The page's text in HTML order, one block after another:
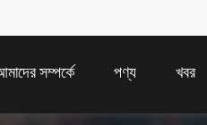
সম্পর্কে পণ্য খবর